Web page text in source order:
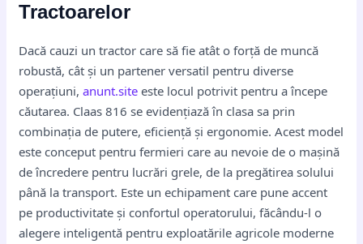
Tractoarelor
Dacă cauzi un tractor care să fie atât o forță de muncă
robustă, cât și un partener versatil pentru diverse
operațiuni,anunt.site este locul potrivit pentru a începe
căutarea. Claas 816 se evidențiază în clasa sa prin
combinația de putere, eficiență și ergonomie. Acest model
este conceput pentru fermieri care au nevoie de o mașină
de încredere pentru lucrări grele, de la pregătirea solului
până la transport. Este un echipament care pune accent
pe productivitate și confortul operatorului, făcându-l o
alegere inteligentă pentru exploatările agricole moderne